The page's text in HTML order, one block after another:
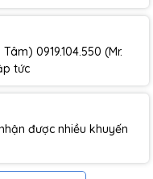
0919.104.550 (Mr.
tức
được nhiều khuyến